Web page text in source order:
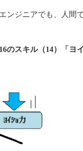
ンジニアでも、人間
のスキル（14）「ヨ